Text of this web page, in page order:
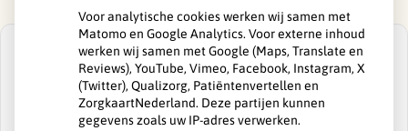
U heeft geen toestemming gegeven voor
externe inhoud die nodig is om dit te
Voor analytische cookies werken wij samen met
Matomo en Google Analytics. Voor externe inhoud
werken wij samen met Google (Maps, Translate en
Reviews), YouTube, Vimeo, Facebook, Instagram, X
(Twitter), Qualizorg, Patiëntenvertellen en
ZorgkaartNederland. Deze partijen kunnen
gegevens zoals uw IP-adres verwerken.